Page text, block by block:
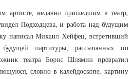
артисте, недавно пришедшим в театр,
Подходцева, и работа над будущим
написал Михаил Хейфец, встретивший
партитуры, рассыпанных по
театра Борис Шлямин превратил
словно в калейдоскопе, картину